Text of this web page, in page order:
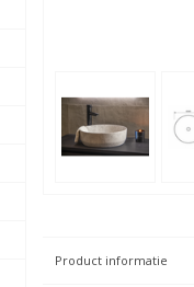
Product informatie